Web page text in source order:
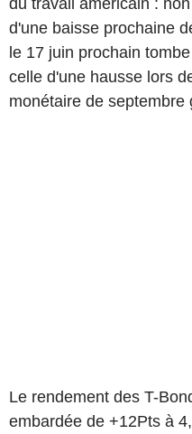
d'une baisse prochaine
le 17 juin prochain
celle d'une hausse lors
monétaire de septembre
Le rendement des T-
embardée de +12Pts à